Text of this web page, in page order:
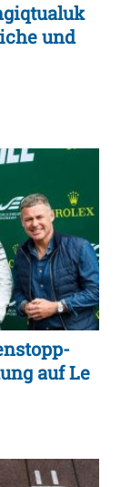
und
auf Le